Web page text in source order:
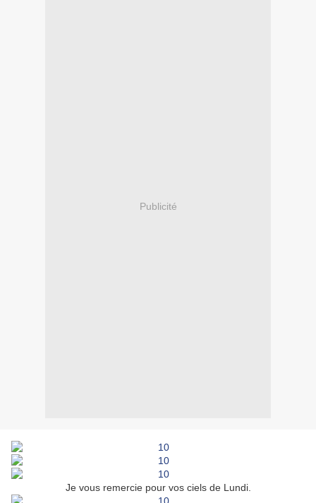
Publicité
Je vous remercie pour vos ciels de Lundi.